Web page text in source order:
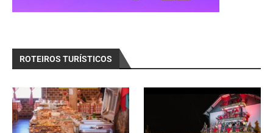
ROTEIROS TURÍSTICOS